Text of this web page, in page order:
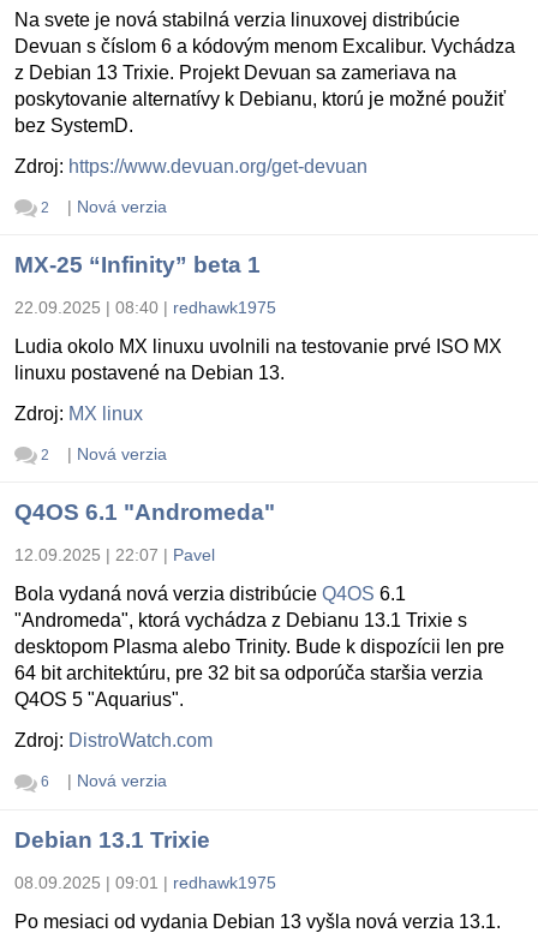
Na svete je nová stabilná verzia linuxovej distribúcie
Devuan s číslom 6 a kódovým menom Excalibur. Vychádza
z Debian 13 Trixie. Projekt Devuan sa zameriava na
poskytovanie alternatívy k Debianu, ktorú je možné použiť
bez SystemD.
Zdroj: https://www.devuan.org/get-devuan
2 | Nová verzia
MX-25 “Infinity” beta 1
22.09.2025 | 08:40 | redhawk1975
Ludia okolo MX linuxu uvolnili na testovanie prvé ISO MX
linuxu postavené na Debian 13.
Zdroj: MX linux
2 | Nová verzia
Q4OS 6.1 "Andromeda"
12.09.2025 | 22:07 | Pavel
Bola vydaná nová verzia distribúcie Q4OS 6.1
"Andromeda", ktorá vychádza z Debianu 13.1 Trixie s
desktopom Plasma alebo Trinity. Bude k dispozícii len pre
64 bit architektúru, pre 32 bit sa odporúča staršia verzia
Q4OS 5 "Aquarius".
Zdroj: DistroWatch.com
6 | Nová verzia
Debian 13.1 Trixie
08.09.2025 | 09:01 | redhawk1975
Po mesiaci od vydania Debian 13 vyšla nová verzia 13.1.